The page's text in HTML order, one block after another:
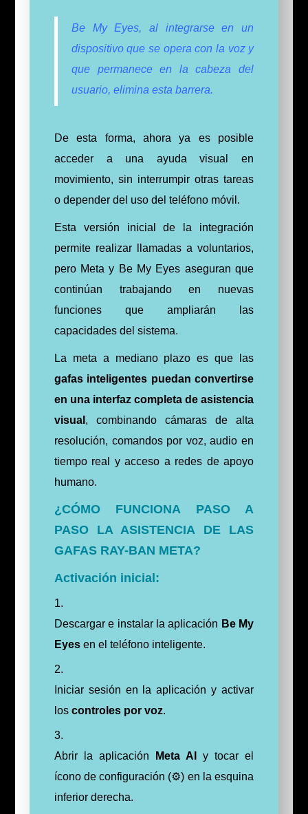
Be My Eyes, al integrarse en un
dispositivo que se opera con la voz y
que permanece en la cabeza del
usuario, elimina esta barrera.
De esta forma, ahora ya es posible
acceder a una ayuda visual en
movimiento, sin interrumpir otras tareas
o depender del uso del teléfono móvil.
Esta versión inicial de la integración
permite realizar llamadas a voluntarios,
pero Meta y Be My Eyes aseguran que
continúan trabajando en nuevas
funciones que ampliarán las
capacidades del sistema.
La meta a mediano plazo es que las
gafas inteligentes puedan convertirse
en una interfaz completa de asistencia
visual , combinando cámaras de alta
resolución, comandos por voz, audio en
tiempo real y acceso a redes de apoyo
humano.
¿CÓMO FUNCIONA PASO A
PASO LA ASISTENCIA DE LAS
GAFAS RAY-BAN META?
Activación inicial:
Descargar e instalar la aplicación Be My
Eyesen el teléfono inteligente.
Iniciar sesión en la aplicación y activar
los controles por voz.
Abrir la aplicación Meta AI
y tocar el
ícono de configuración (⚙️) en la esquina
inferior derecha.